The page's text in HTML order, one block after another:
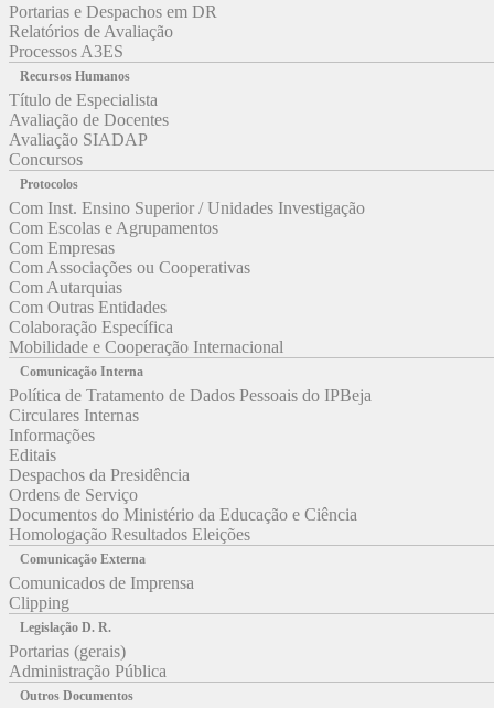
Portarias e Despachos em DR
Relatórios de Avaliação
Processos A3ES
Recursos Humanos
Título de Especialista
Avaliação de Docentes
Avaliação SIADAP
Concursos
Protocolos
Com Inst. Ensino Superior / Unidades Investigação
Com Escolas e Agrupamentos
Com Empresas
Com Associações ou Cooperativas
Com Autarquias
Com Outras Entidades
Colaboração Específica
Mobilidade e Cooperação Internacional
Comunicação Interna
Política de Tratamento de Dados Pessoais do IPBeja
Circulares Internas
Informações
Editais
Despachos da Presidência
Ordens de Serviço
Documentos do Ministério da Educação e Ciência
Homologação Resultados Eleições
Comunicação Externa
Comunicados de Imprensa
Clipping
Legislação D. R.
Portarias (gerais)
Administração Pública
Outros Documentos